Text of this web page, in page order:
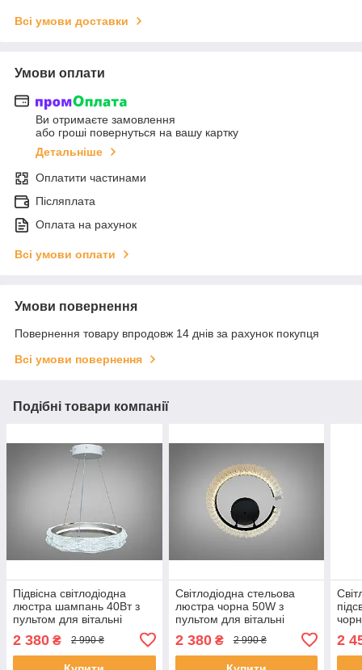
Всі умови доставки
Умови оплати
Ви отримаєте замовлення
або гроші повернуться на вашу картку
Детальніше
Оплатити частинами
Післяплата
Оплата на рахунок
Всі умови оплати
Умови повернення
Повернення товару впродовж 14 днів за рахунок покупця
Всі умови повернення
Подібні товари компанії
Підвісна світлодіодна
люстра шампань 40Вт з
пультом для вітальні
2 380 ₴ 2 990 ₴
Світлодіодна стельова
люстра чорна 50W з
пультом для вітальні
2 380₴ 2 990 ₴ 2